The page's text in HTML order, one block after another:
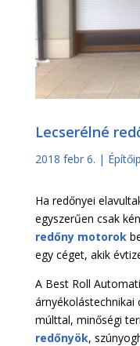
Lecserélné
2018 febr 6. |
Ha redőnyei
egyszerűen csak
redőny motorok
egy céget, akik
A Best Roll
árnyékolástechnikai
múlttal, minőségi
redőnyök,